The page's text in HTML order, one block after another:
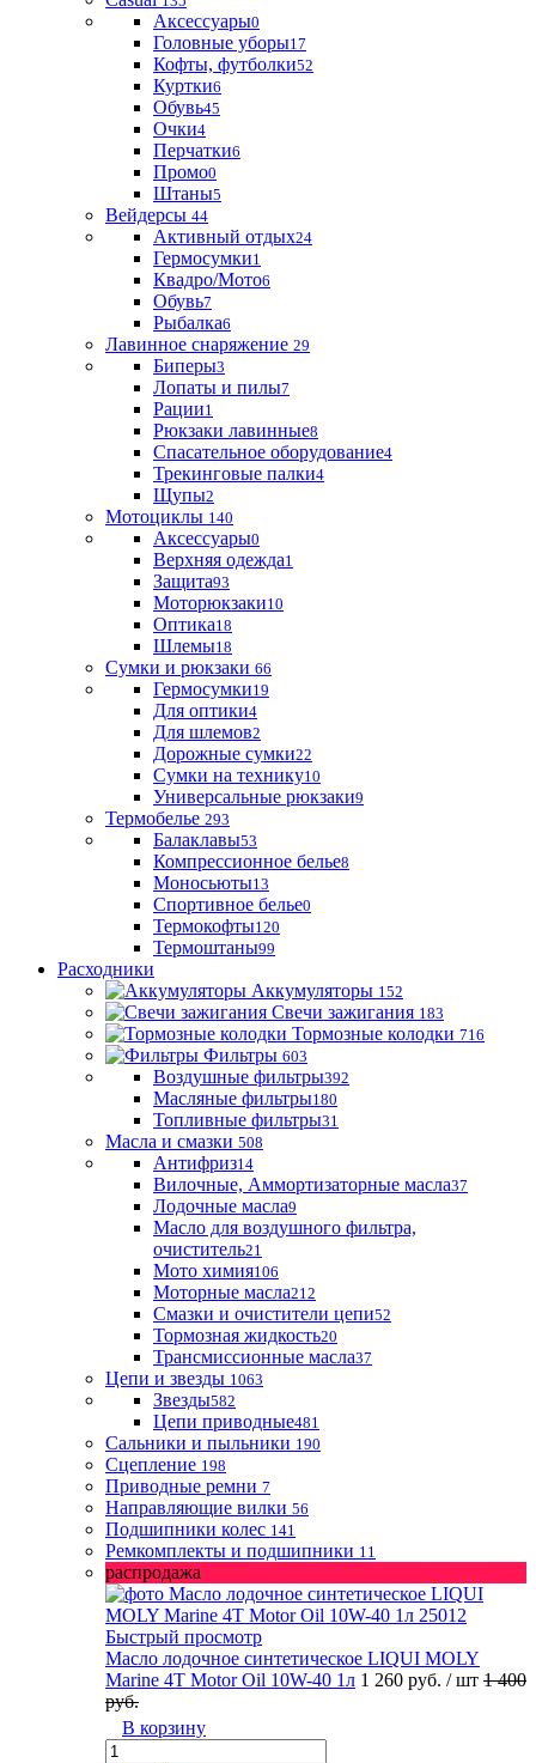
Аксессуары0
Головные уборы17
Кофты, футболки52
Куртки6
Обувь45
Очки4
Перчатки6
Промо0
Штаны5
Вейдерсы 44
Активный отдых24
Гермосумки1
Квадро/Мото6
Обувь7
Рыбалка6
Лавинное снаряжение 29
Биперы3
Лопаты и пилы7
Рации1
Рюкзаки лавинные8
Спасательное оборудование4
Трекинговые палки4
Щупы2
Мотоциклы 140
Аксессуары0
Верхняя одежда1
Защита93
Моторюкзаки10
Оптика18
Шлемы18
Сумки и рюкзаки 66
Гермосумки19
Для оптики4
Для шлемов2
Дорожные сумки22
Сумки на технику10
Универсальные рюкзаки9
Термобелье 293
Балаклавы53
Компрессионное белье8
Моносьюты13
Спортивное белье0
Термокофты120
Термоштаны99
Расходники
Аккумуляторы 152
Свечи зажигания 183
Тормозные колодки 716
Фильтры 603
Воздушные фильтры392
Масляные фильтры180
Топливные фильтры31
Масла и смазки 508
Антифриз14
Вилочные, Аммортизаторные масла37
Лодочные масла9
Масло для воздушного фильтра,
очиститель21
Мото химия106
Моторные масла212
Смазки и очистители цепи52
Тормозная жидкость20
Трансмиссионные масла37
Цепи и звезды 1063
Звезды582
Цепи приводные481
Сальники и пыльники 190
Сцепление 198
Приводные ремни 7
Направляющие вилки 56
Подшипники колес 141
Ремкомплекты и подшипники 11
распродажа
Быстрый просмотр
Масло лодочное синтетическое LIQUI MOLY
Marine 4T Motor Oil 10W-40 1л 1 260 руб. / шт 1 400
руб.
В корзину